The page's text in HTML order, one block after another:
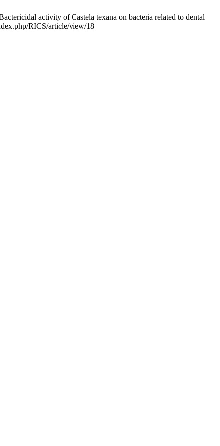
activity of Castela texana on bacteria related to dental
RICS/article/view/18